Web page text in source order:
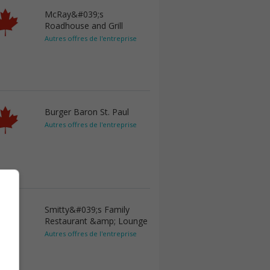
McRay&#039;s
Roadhouse and Grill
Autres offres de l'entreprise
Burger Baron St. Paul
Autres offres de l'entreprise
Smitty&#039;s Family
Restaurant &amp; Lounge
Autres offres de l'entreprise